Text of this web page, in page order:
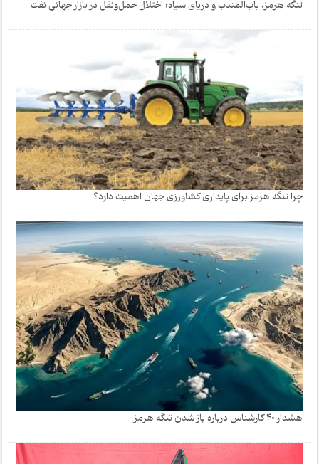
تنگه هرمز، باب‌المندب و دریای سیاه؛ اختلال حمل‌ونقل در بازار جهانی نفت
چرا تنگه هرمز برای پایداری کشاورزی جهان اهمیت دارد؟
هشدار 40 کارشناس درباره باز شدن تنگه هرمز